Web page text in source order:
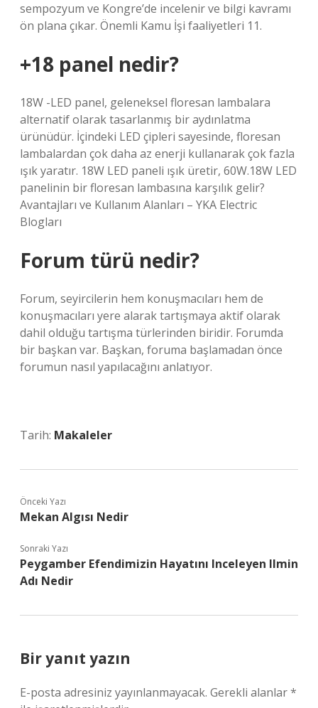
sempozyum ve Kongre’de incelenir ve bilgi kavramı
ön plana çıkar. Önemli Kamu İşi faaliyetleri 11.
+18 panel nedir?
18W -LED panel, geleneksel floresan lambalara
alternatif olarak tasarlanmış bir aydınlatma
ürünüdür. İçindeki LED çipleri sayesinde, floresan
lambalardan çok daha az enerji kullanarak çok fazla
ışık yaratır. 18W LED paneli ışık üretir, 60W.18W LED
panelinin bir floresan lambasına karşılık gelir?
Avantajları ve Kullanım Alanları – YKA Electric
Blogları
Forum türü nedir?
Forum, seyircilerin hem konuşmacıları hem de
konuşmacıları yere alarak tartışmaya aktif olarak
dahil olduğu tartışma türlerinden biridir. Forumda
bir başkan var. Başkan, foruma başlamadan önce
forumun nasıl yapılacağını anlatıyor.
Tarih: Makaleler
Önceki Yazı
Mekan Algısı Nedir
Sonraki Yazı
Peygamber Efendimizin Hayatını Inceleyen Ilmin
Adı Nedir
Bir yanıt yazın
E-posta adresiniz yayınlanmayacak. Gerekli alanlar*